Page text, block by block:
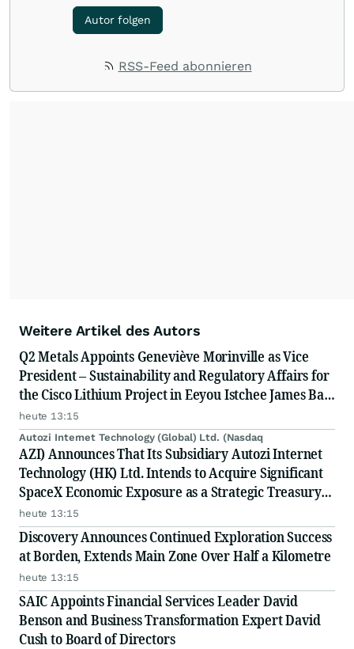
Autor folgen
RSS-Feed abonnieren
Weitere Artikel des Autors
Q2 Metals Appoints Geneviève Morinville as Vice
President – Sustainability and Regulatory Affairs for
the Cisco Lithium Project in Eeyou Istchee James Bay,
Quebec, Canada
heute 13:15
Autozi Internet Technology (Global) Ltd. (Nasdaq
AZI) Announces That Its Subsidiary Autozi Internet
Technology (HK) Ltd. Intends to Acquire Significant
SpaceX Economic Exposure as a Strategic Treasury
Asset
heute 13:15
Discovery Announces Continued Exploration Success
at Borden, Extends Main Zone Over Half a Kilometre
heute 13:15
SAIC Appoints Financial Services Leader David
Benson and Business Transformation Expert David
Cush to Board of Directors